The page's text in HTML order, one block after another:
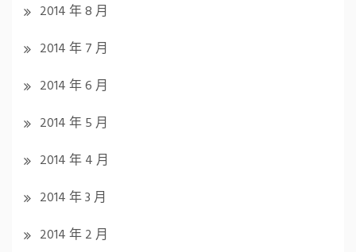
2014 年 8 月
2014 年 7 月
2014 年 6 月
2014 年 5 月
2014 年 4 月
2014 年 3 月
2014 年 2 月